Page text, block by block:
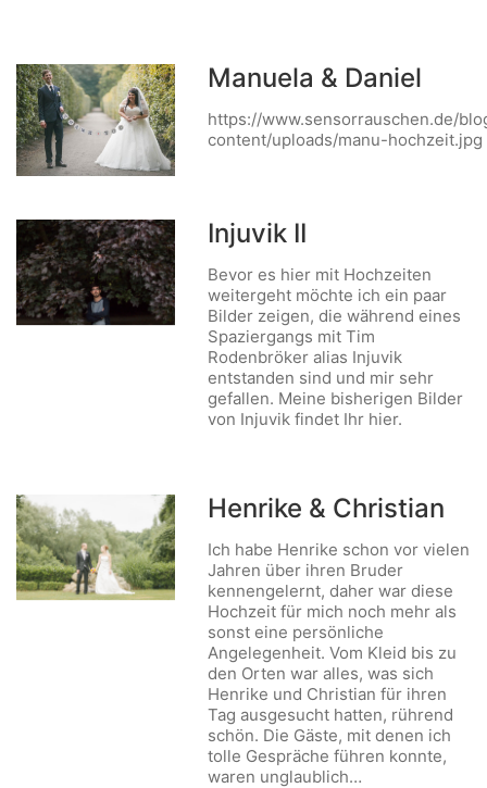
Manuela & Daniel
https://www.sensorrauschen.de/
content/uploads/manu-hochzeit.jpg
Injuvik II
Bevor es hier mit Hochzeiten
weitergeht möchte ich ein paar
Bilder zeigen, die während eines
Spaziergangs mit Tim
Rodenbröker alias Injuvik
entstanden sind und mir sehr
gefallen. Meine bisherigen Bilder
von Injuvik findet Ihr hier.
Henrike & Christian
Ich habe Henrike schon vor vielen
Jahren über ihren Bruder
kennengelernt, daher war diese
Hochzeit für mich noch mehr als
sonst eine persönliche
Angelegenheit. Vom Kleid bis zu
den Orten war alles, was sich
Henrike und Christian für ihren
Tag ausgesucht hatten, rührend
schön. Die Gäste, mit denen ich
tolle Gespräche führen konnte,
waren unglaublich…